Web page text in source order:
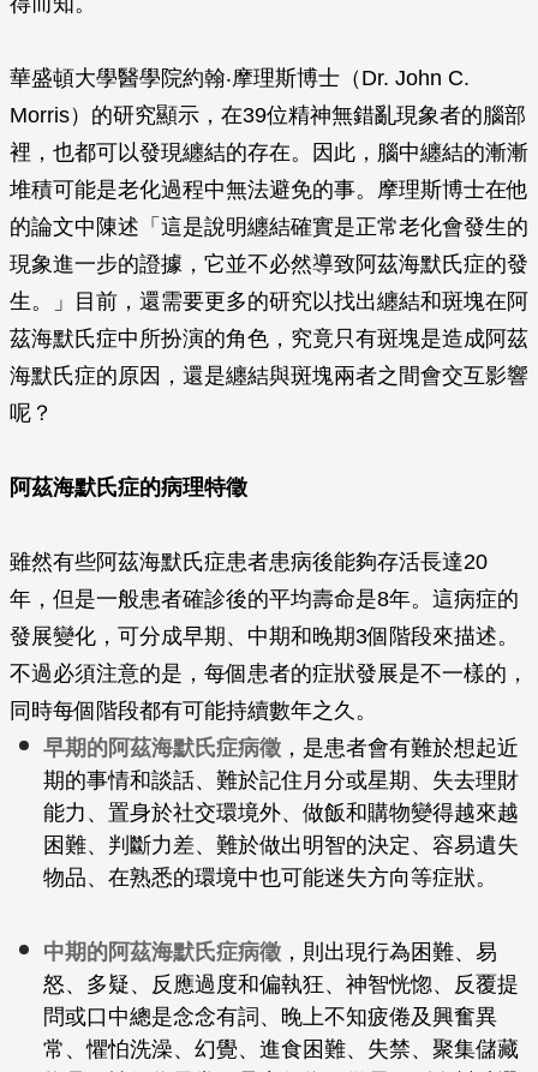
華盛頓大學醫學院約翰‧摩理斯博士（Dr. John C.
Morris）的研究顯示，在39位精神無錯亂現象者的腦部
裡，也都可以發現纏結的存在。因此，腦中纏結的漸漸
堆積可能是老化過程中無法避免的事。摩理斯博士在他
的論文中陳述「這是說明纏結確實是正常老化會發生的
現象進一步的證據，它並不必然導致阿茲海默氏症的發
生。」目前，還需要更多的研究以找出纏結和斑塊在阿
茲海默氏症中所扮演的角色，究竟只有斑塊是造成阿茲
海默氏症的原因，還是纏結與斑塊兩者之間會交互影響
呢？
阿茲海默氏症的病理特徵
雖然有些阿茲海默氏症患者患病後能夠存活長達20
年，但是一般患者確診後的平均壽命是8年。這病症的
發展變化，可分成早期、中期和晚期3個階段來描述。
不過必須注意的是，每個患者的症狀發展是不一樣的，
同時每個階段都有可能持續數年之久。
早期的阿茲海默氏症病徵 ，是患者會有難於想起近
期的事情和談話、難於記住月分或星期、失去理財
能力、置身於社交環境外、做飯和購物變得越來越
困難、判斷力差、難於做出明智的決定、容易遺失
物品、在熟悉的環境中也可能迷失方向等症狀。
中期的阿茲海默氏症病徵 ，則出現行為困難、易
怒、多疑、反應過度和偏執狂、神智恍惚、反覆提
問或口中總是念念有詞、晚上不知疲倦及興奮異
常、懼怕洗澡、幻覺、進食困難、失禁、聚集儲藏